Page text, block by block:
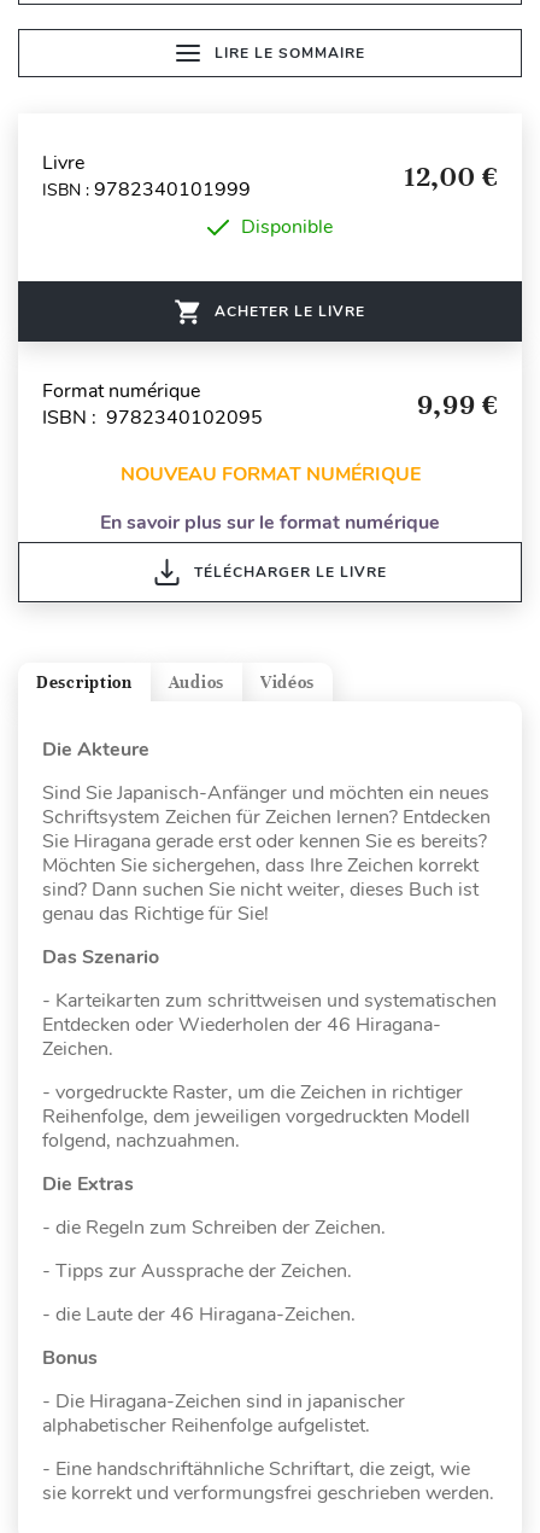
LIRE LE SOMMAIRE
Livre
ISBN : 9782340101999 12,00 €
Disponible
ACHETER LE LIVRE
Format numérique
ISBN : 9782340102095
9,99 €
NOUVEAU FORMAT NUMÉRIQUE
En savoir plus sur le format numérique
TÉLÉCHARGER LE LIVRE
Vidéos
Audios
Description
Die Akteure
Sind Sie Japanisch-Anfänger und möchten ein neues
Schriftsystem Zeichen für Zeichen lernen? Entdecken
Sie Hiragana gerade erst oder kennen Sie es bereits?
Möchten Sie sichergehen, dass Ihre Zeichen korrekt
sind? Dann suchen Sie nicht weiter, dieses Buch ist
genau das Richtige für Sie!
Das Szenario
- Karteikarten zum schrittweisen und systematischen
Entdecken oder Wiederholen der 46 Hiragana-
Zeichen.
- vorgedruckte Raster, um die Zeichen in richtiger
Reihenfolge, dem jeweiligen vorgedruckten Modell
folgend, nachzuahmen.
Die Extras
- die Regeln zum Schreiben der Zeichen.
- Tipps zur Aussprache der Zeichen.
- die Laute der 46 Hiragana-Zeichen.
Bonus
- Die Hiragana-Zeichen sind in japanischer
alphabetischer Reihenfolge aufgelistet.
- Eine handschriftähnliche Schriftart, die zeigt, wie
sie korrekt und verformungsfrei geschrieben werden.